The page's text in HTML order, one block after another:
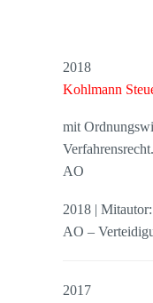
2018
Kohlmann
mit
AO
2018 |
AO –
2017